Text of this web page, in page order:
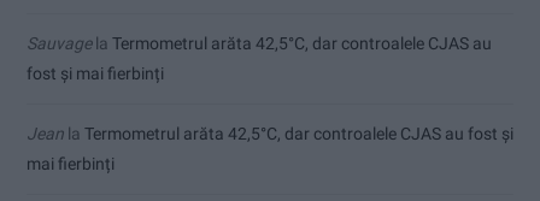
Sauvagela Termometrul arăta 42,5°C, dar controalele CJAS au
fost și mai fierbinți
Jean la Termometrul arăta 42,5°C, dar controalele CJAS au fost și
mai fierbinți